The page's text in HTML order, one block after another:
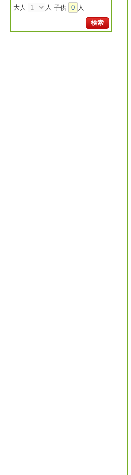
大人
人 子供 0 人
検索